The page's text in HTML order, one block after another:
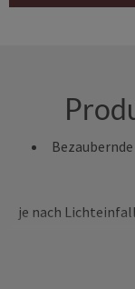
je nach
bei Secondhand